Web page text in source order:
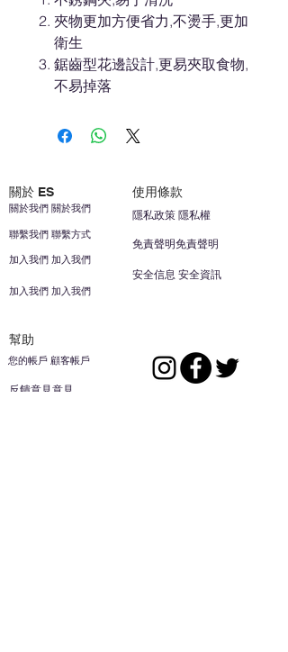
夾物更加方便省力,不燙手,更加
衛生
鋸齒型花邊設計,更易夾取食物,
不易掉落
關於 ES 使用條款
聯繫我們 聯繫方式
加入我們 加入我們
關於我們 關於我們
加入我們 加入我們
安全信息 安全資訊
免責聲明免責聲明
隱私政策 隱私權
幫助
您的帳戶 顧客帳戶
反饋意見意見